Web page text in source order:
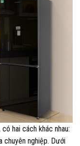
hai cách khác nhau:
nghiệp. Dưới